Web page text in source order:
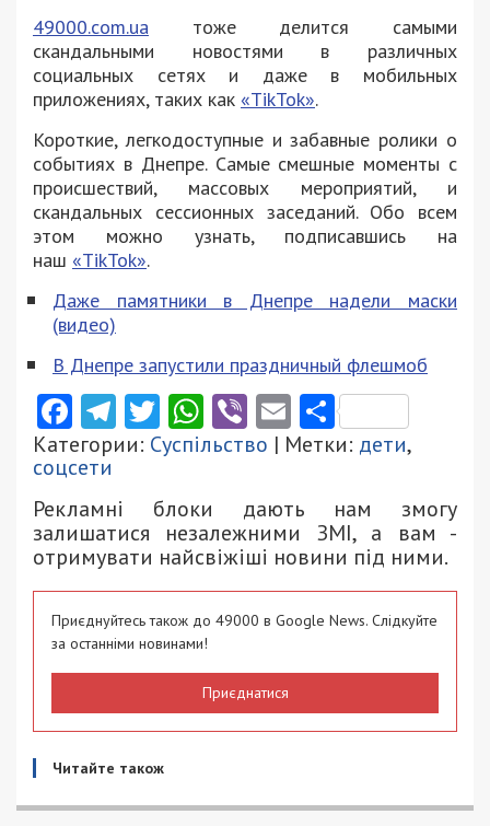
49000.com.uaтоже делится самыми
скандальными новостями в различных
социальных сетях и даже в мобильных
приложениях, таких как
Короткие, легкодоступные и забавные ролики о
событиях в Днепре. Самые смешные моменты с
происшествий, массовых мероприятий, и
скандальных сессионных заседаний. Обо всем
этом можно узнать, подписавшись на
наш«TikTok»
Даже памятники в Днепре надели маски
(видео)
Facebook
Telegram
TwitterWhatsApp
Суспільство| Метки:
соцсети
залишатися незалежними ЗМІ, а вам -